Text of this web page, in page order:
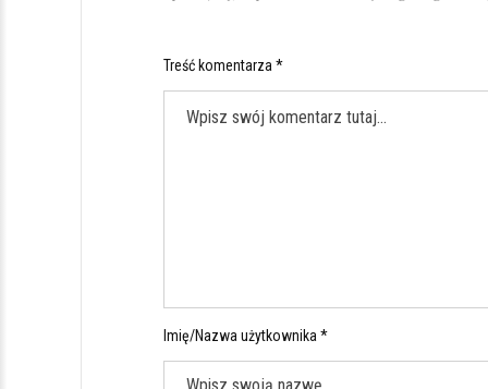
Treść komentarza *
Imię/Nazwa użytkownika *